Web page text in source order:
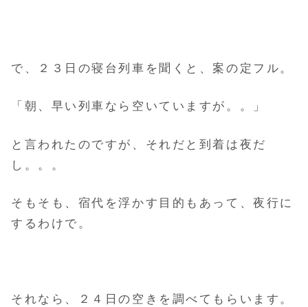
で、２３日の寝台列車を聞くと、案の定フル。
「朝、早い列車なら空いていますが。。」
と言われたのですが、それだと到着は夜だ
し。。。
そもそも、宿代を浮かす目的もあって、夜行に
するわけで。
それなら、２４日の空きを調べてもらいます。